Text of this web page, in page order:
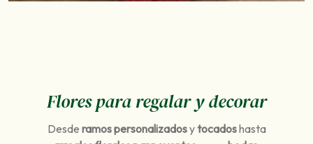
Flores para regalar y decorar
Desde ramos personalizadosytocadoshasta